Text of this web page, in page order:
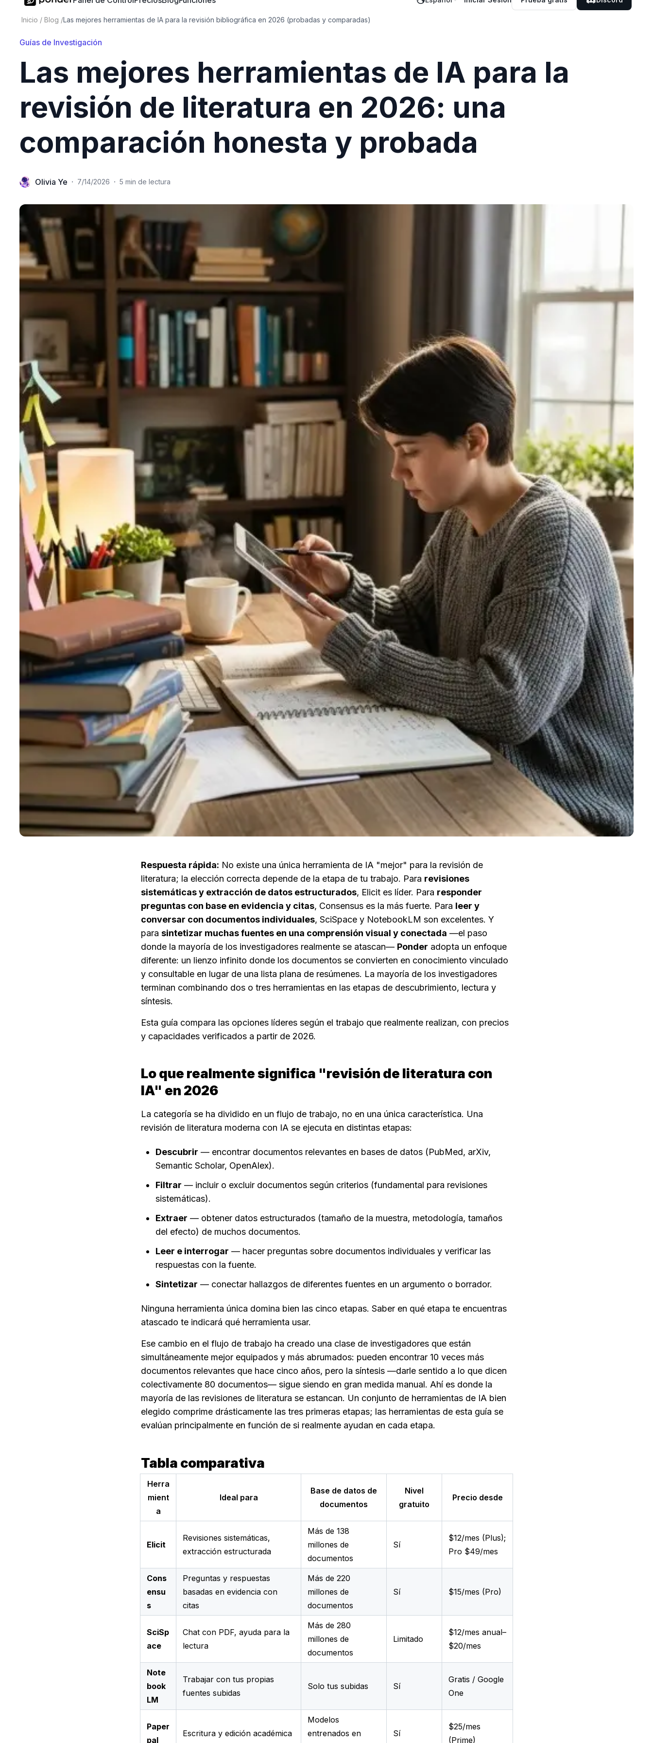
Inicio / Blog /Las mejores herramientas de IA para la revisión bibliográfica en 2026 (probadas y comparadas)
Guías de Investigación
Las mejores herramientas de IA para la
revisión de literatura en 2026: una
comparación honesta y probada
Olivia Ye · 7/14/2026 · 5 min de lectura
Respuesta rápida: No existe una única herramienta de IA "mejor" para la revisión de
literatura; la elección correcta depende de la etapa de tu trabajo. Para revisiones
sistemáticas y extracción de datos estructurados, Elicit es líder. Para responder
preguntas con base en evidencia y citas, Consensus es la más fuerte. Para leer y
conversar con documentos individuales, SciSpace y NotebookLM son excelentes. Y
para sintetizar muchas fuentes en una comprensión visual y conectada —el paso
donde la mayoría de los investigadores realmente se atascan— Ponder adopta un enfoque
diferente: un lienzo infinito donde los documentos se convierten en conocimiento vinculado
y consultable en lugar de una lista plana de resúmenes. La mayoría de los investigadores
terminan combinando dos o tres herramientas en las etapas de descubrimiento, lectura y
síntesis.
Esta guía compara las opciones líderes según el trabajo que realmente realizan, con precios
y capacidades verificados a partir de 2026.
Lo que realmente significa "revisión de literatura con
IA" en 2026
La categoría se ha dividido en un flujo de trabajo, no en una única característica. Una
revisión de literatura moderna con IA se ejecuta en distintas etapas:
Descubrir — encontrar documentos relevantes en bases de datos (PubMed, arXiv,
Semantic Scholar, OpenAlex).
Filtrar — incluir o excluir documentos según criterios (fundamental para revisiones
sistemáticas).
Extraer — obtener datos estructurados (tamaño de la muestra, metodología, tamaños
del efecto) de muchos documentos.
Leer e interrogar — hacer preguntas sobre documentos individuales y verificar las
respuestas con la fuente.
Sintetizar — conectar hallazgos de diferentes fuentes en un argumento o borrador.
Ninguna herramienta única domina bien las cinco etapas. Saber en qué etapa te encuentras
atascado te indicará qué herramienta usar.
Ese cambio en el flujo de trabajo ha creado una clase de investigadores que están
simultáneamente mejor equipados y más abrumados: pueden encontrar 10 veces más
documentos relevantes que hace cinco años, pero la síntesis —darle sentido a lo que dicen
colectivamente 80 documentos— sigue siendo en gran medida manual. Ahí es donde la
mayoría de las revisiones de literatura se estancan. Un conjunto de herramientas de IA bien
elegido comprime drásticamente las tres primeras etapas; las herramientas de esta guía se
evalúan principalmente en función de si realmente ayudan en cada etapa.
Tabla comparativa
Herra
mient
a
Ideal para
Base de datos de
documentos
Nivel
gratuito
Precio desde
Elicit
Revisiones sistemáticas,
extracción estructurada
Más de 138
millones de
documentos
Sí
$12/mes (Plus);
Pro $49/mes
Cons
ensu
s
Preguntas y respuestas
basadas en evidencia con
citas
Más de 220
millones de
documentos
Sí $15/mes (Pro)
SciSp
ace
Chat con PDF, ayuda para la
lectura
Más de 280
millones de
documentos
Limitado
$12/mes anual–
$20/mes
Note
book
LM
Trabajar con tus propias
fuentes subidas
Solo tus subidas Sí
Gratis / Google
One
Paper
pal
Escritura y edición académica
Modelos
entrenados en
Sí
$25/mes
(Prime)